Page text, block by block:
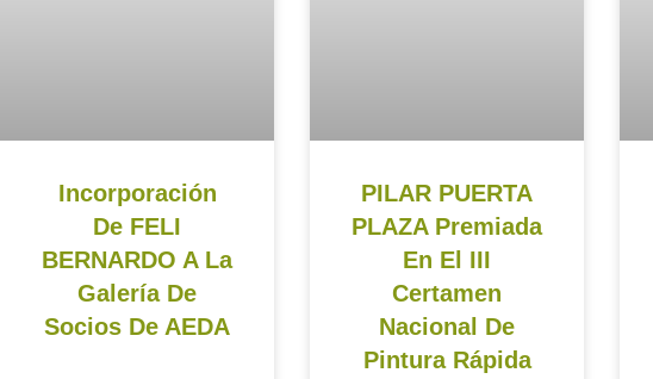
Incorporación
De FELI
BERNARDO A La
Galería De
Socios De AEDA
PILAR PUERTA
PLAZA Premiada
En El III
Certamen
Nacional De
Pintura Rápida